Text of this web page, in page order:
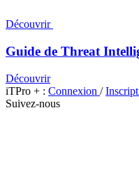
Découvrir
Guide de Threat
Découvrir
iTPro + : Connexion /
Suivez-nous